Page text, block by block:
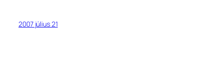
2007 július 21